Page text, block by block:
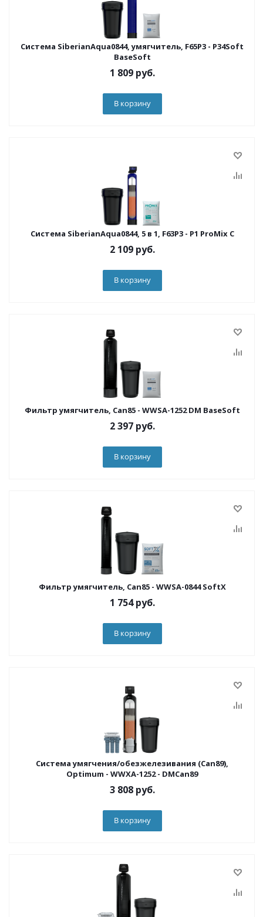
Система SiberianAqua0844, умягчитель, F65P3 - P34Soft
BaseSoft
1 809руб.
В корзину
Система SiberianAqua0844, 5 в 1, F63P3 - P1 ProMix C
2 109руб.
В корзину
Фильтр умягчитель, Can85 - WWSA-1252 DM BaseSoft
2 397руб.
В корзину
Фильтр умягчитель, Can85 - WWSA-0844 SoftX
1 754руб.
В корзину
Система умягчения/обезжелезивания (Can89),
Optimum - WWXA-1252 - DMCan89
3 808руб.
В корзину